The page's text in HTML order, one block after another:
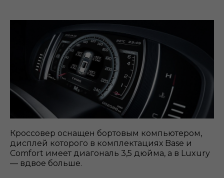
Кроссовер оснащен бортовым компьютером,
дисплей которого в комплектациях Base и
Comfort имеет диагональ 3,5 дюйма, а в Luxury
— вдвое больше.